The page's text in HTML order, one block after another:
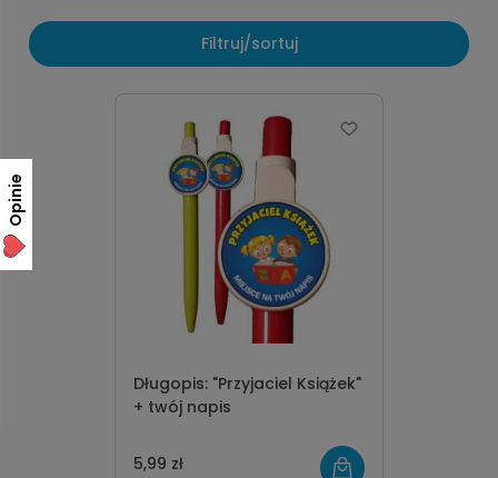
Filtruj/sortuj
Długopis: "Przyjaciel Książek"
+ twój napis
5,99 zł
Opinie